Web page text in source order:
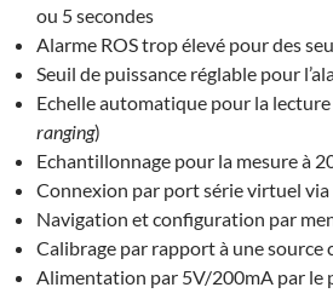
ou 5 secondes
Alarme ROS trop élevé pour des
Seuil de puissance réglable pour
Echelle automatique pour la
ranging)
Echantillonnage pour la mesure à
Connexion par port série virtuel via
Navigation et configuration par
Calibrage par rapport à une source
Alimentation par 5V/200mA par le